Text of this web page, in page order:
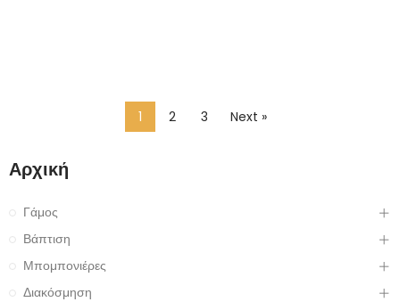
1 2 3 Next »
Αρχική
Γάμος
Βάπτιση
Μπομπονιέρες
Διακόσμηση